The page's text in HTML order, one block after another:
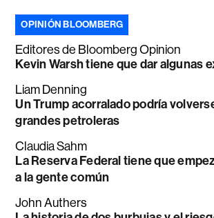
OPINIÓN BLOOMBERG
Editores de Bloomberg Opinion
Kevin Warsh tiene que dar algunas
Liam Denning
Un Trump acorralado podría
grandes petroleras
Claudia Sahm
La Reserva Federal tiene que
a la gente común
John Authers